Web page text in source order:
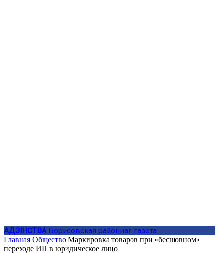
АДЗIНСТВА Борисовская районная газета
Главная Общество Маркировка товаров при «бесшовном»
переходе ИП в юридическое лицо